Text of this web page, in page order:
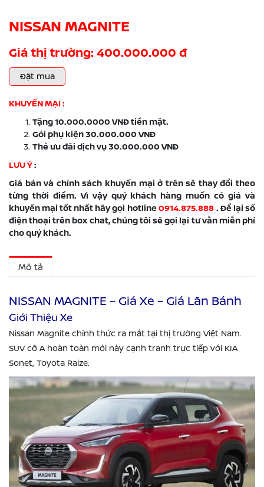
NISSAN MAGNITE
Giá thị trường: 400.000.000 đ
Đặt mua
KHUYẾN MẠI :
Tặng 10.000.0000 VNĐ tiền mặt.
Gói phụ kiện 30.000.000 VNĐ
Thẻ ưu đãi dịch vụ 30.000.000 VNĐ
LƯU Ý:
Giá bán và chính sách khuyến mại ở trên sẽ thay đổi theo
từng thời điểm. Vì vậy quý khách hàng muốn có giá và
khuyến mại tốt nhất hãy gọi hotline 0914.875.888 . Để lại số
điện thoại trên box chat, chúng tôi sẽ gọi lại tư vẫn miễn phí
cho quý khách.
Mô tả
NISSAN MAGNITE – Giá Xe – Giá Lăn Bánh
Giới Thiệu Xe
Nissan Magnite chính thức ra mắt tại thị trường Việt Nam.
SUV cỡ A hoàn toàn mới này cạnh tranh trực tiếp với KIA
Sonet, Toyota Raize.